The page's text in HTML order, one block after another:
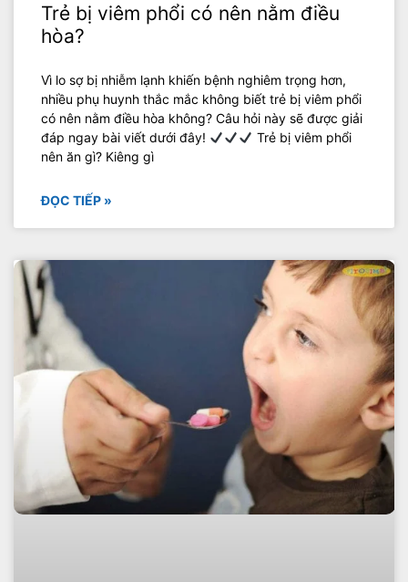
Trẻ bị viêm phổi có nên nằm điều
hòa?
Vì lo sợ bị nhiễm lạnh khiến bệnh nghiêm trọng hơn,
nhiều phụ huynh thắc mắc không biết trẻ bị viêm phổi
có nên nằm điều hòa không? Câu hỏi này sẽ được giải
đáp ngay bài viết dưới đây!
Trẻ bị viêm phổi
nên ăn gì? Kiêng gì
ĐỌC TIẾP »